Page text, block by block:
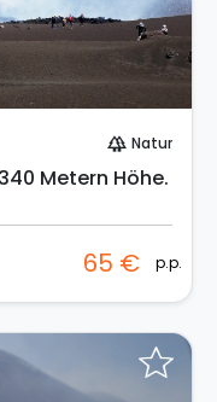
forest Natur
Metern Höhe.
65 € p.p.